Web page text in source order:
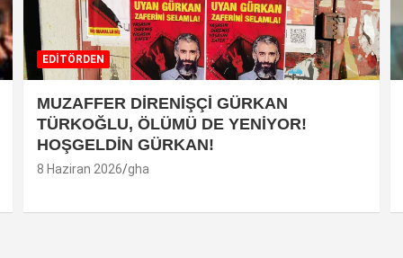
EDİTÖRDEN
MUZAFFER DİRENİŞÇİ GÜRKAN
TÜRKOĞLU, ÖLÜMÜ DE YENİYOR!
HOŞGELDİN GÜRKAN!
8 Haziran 2026 gha